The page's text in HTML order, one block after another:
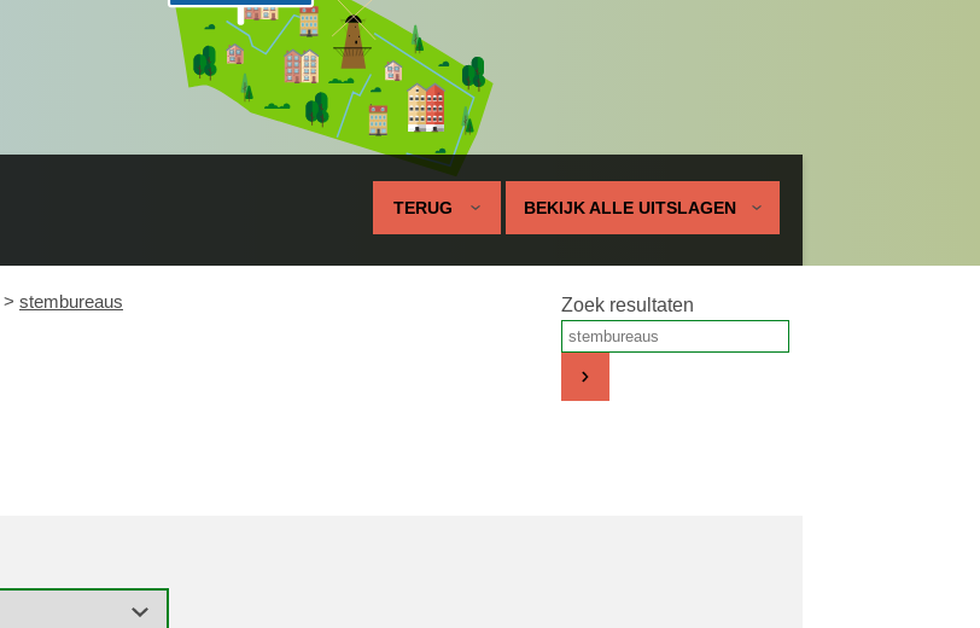
TERUG BEKIJK ALLE UITSLAGEN
> stembureaus Zoek resultaten